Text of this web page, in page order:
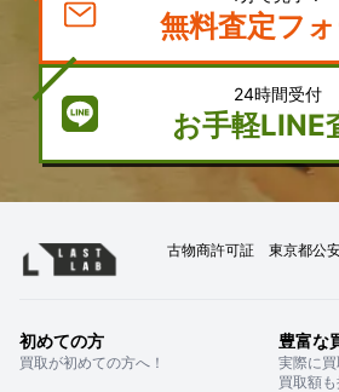
無料査定フ
24時間受付
お手軽LINE
古物商許可証 東京都公
初めての方
買取が初めての方へ！
豊富な
実際に
買取額も